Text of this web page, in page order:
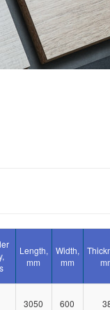
Length,
mm
Width,
mm
3050 600